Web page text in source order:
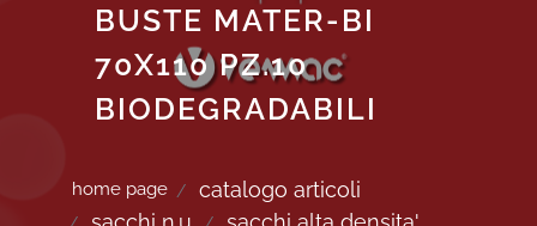
BUSTE MATER-BI
70X110 PZ.10
BIODEGRADABILI
home page
catalogo articoli